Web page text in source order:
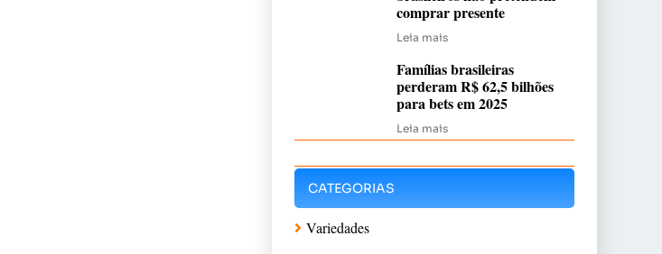
comprar presente
Leia mais
Famílias brasileiras
perderam R$ 62,5 bilhões
para bets em 2025
Leia mais
CATEGORIAS
Variedades